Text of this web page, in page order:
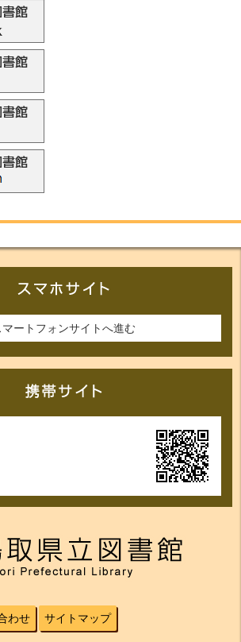
マートフォンサイトへ進む
わせ サイトマップ